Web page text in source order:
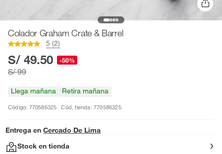
Colador Graham Crate & Barrel
5 (2)
S/ 49.50 -50%
S/ 99
Llega mañana Retira mañana
Código: 770586325 Cód. tienda: 770586325
Entrega en Cercado De Lima
Stock en tienda